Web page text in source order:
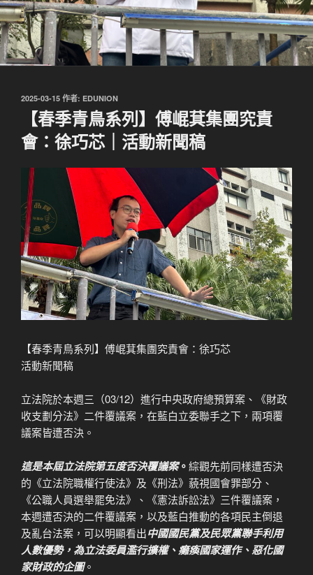
發
2025-03-15 作者: EDUNION
【春季青鳥系列】傅崐萁集團究責
會：徐巧芯｜活動新聞稿
【春季青鳥系列】傅崐萁集團究責會：徐巧芯
活動新聞稿
立法院於本週三（03/12）進行中央政府總預算案、《財政
收支劃分法》二件覆議案，在藍白立委聯手之下，兩項覆
議案皆遭否決。
這是本屆立法院第五度否決覆議案。綜觀先前同樣遭否決
的《立法院職權行使法》及《刑法》藐視國會罪部分、
《公職人員選舉罷免法》、《憲法訴訟法》三件覆議案，
本週遭否決的二件覆議案，以及藍白推動的各項民主倒退
及亂台法案，可以明顯看出中國國民黨及民眾黨聯手利用
人數優勢，為立法委員濫行擴權、癱瘓國家運作、惡化國
家財政的企圖。